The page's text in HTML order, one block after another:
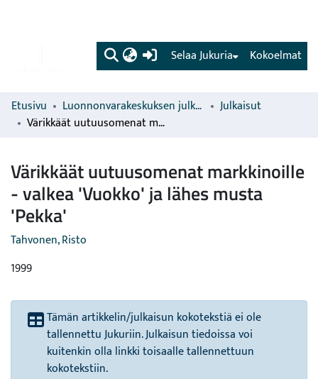
(current) Kokoelmat
Selaa Jukuria
Etusivu Luonnonvarakeskuksen julkaisut
Julkaisut
Värikkäät uutuusomenat markkinoille - valkea 'Vuokko' ja lähes musta 'Pekka'
Värikkäät uutuusomenat markkinoille
- valkea 'Vuokko' ja lähes musta
'Pekka'
Tahvonen, Risto
1999
Tämän artikkelin/julkaisun kokotekstiä ei ole
tallennettu Jukuriin. Julkaisun tiedoissa voi
kuitenkin olla linkki toisaalle tallennettuun
kokotekstiin.